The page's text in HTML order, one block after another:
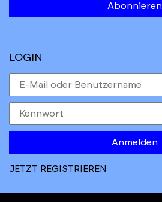
Abonnieren
LOGIN
Anmelden
JETZT REGISTRIEREN